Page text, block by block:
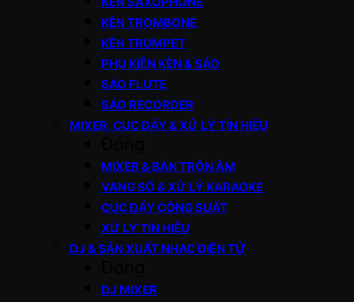
KÈN TROMBONE
KÈN TRUMPET
PHỤ KIỆN KÈN & SÁO
SÁO FLUTE
SÁO RECORDER
MIXER, CỤC ĐẨY & XỬ LÝ TÍN HIỆU
MIXER & BÀN TRỘN ÂM
VANG SỐ & XỬ LÝ KARAOKE
CỤC ĐẨY CÔNG SUẤT
XỬ LÝ TÍN HIỆU
DJ & SẢN XUẤT NHẠC ĐIỆN TỬ
DJ MIXER